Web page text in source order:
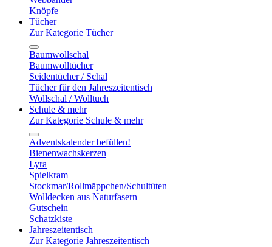
Knöpfe
Tücher
Zur Kategorie Tücher
Baumwollschal
Baumwolltücher
Seidentücher / Schal
Tücher für den Jahreszeitentisch
Wollschal / Wolltuch
Schule & mehr
Zur Kategorie Schule & mehr
Adventskalender befüllen!
Bienenwachskerzen
Lyra
Spielkram
Stockmar/Rollmäppchen/Schultüten
Wolldecken aus Naturfasern
Gutschein
Schatzkiste
Jahreszeitentisch
Zur Kategorie Jahreszeitentisch